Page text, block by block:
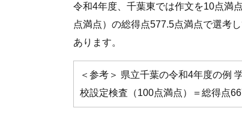
令和4年度、千葉東では作文を10点満
点満点）の総得点577.5点満点で選考
あります。
＜参考＞ 県立千葉の令和4年度の例
校設定検査（100点満点）＝総得点